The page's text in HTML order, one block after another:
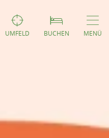
UMFELD BUCHEN MENÜ